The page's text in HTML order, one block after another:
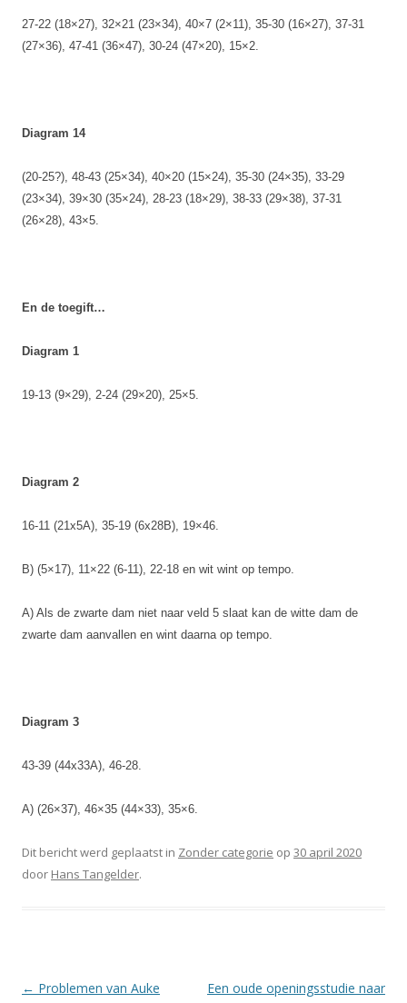
27-22 (18×27), 32×21 (23×34), 40×7 (2×11), 35-30 (16×27), 37-31
(27×36), 47-41 (36×47), 30-24 (47×20), 15×2.
Diagram 14
(20-25?), 48-43 (25×34), 40×20 (15×24), 35-30 (24×35), 33-29
(23×34), 39×30 (35×24), 28-23 (18×29), 38-33 (29×38), 37-31
(26×28), 43×5.
En de toegift…
Diagram 1
19-13 (9×29), 2-24 (29×20), 25×5.
Diagram 2
16-11 (21x5A), 35-19 (6x28B), 19×46.
B) (5×17), 11×22 (6-11), 22-18 en wit wint op tempo.
A) Als de zwarte dam niet naar veld 5 slaat kan de witte dam de
zwarte dam aanvallen en wint daarna op tempo.
Diagram 3
43-39 (44x33A), 46-28.
A) (26×37), 46×35 (44×33), 35×6.
Dit bericht werd geplaatst in Zonder categorie op 30 april 2020
door Hans Tangelder.
Berichtnavigatie
← Problemen van Auke
Een oude openingsstudie naar